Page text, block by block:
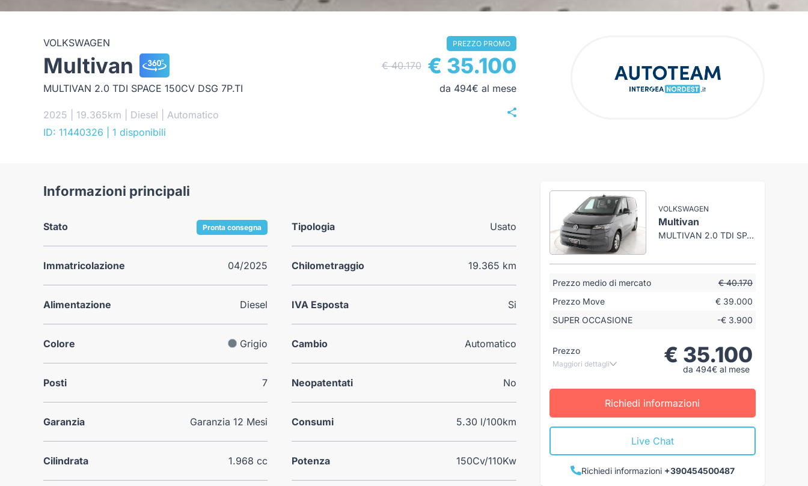
VOLKSWAGEN
Multivan
MULTIVAN 2.0 TDI SPACE 150CV DSG 7P.TI
2025 | 19.365km | Diesel | Automatico
ID: 11440326
| 1 disponibili
PREZZO PROMO
€ 40.170 € 35.100
da 494€ al mese
Informazioni principali
Stato Pronta consegna Tipologia Usato
Immatricolazione 04/2025 Chilometraggio 19.365 km
Alimentazione Diesel IVA Esposta Si
Colore Grigio Cambio Automatico
Posti 7 Neopatentati No
Garanzia Garanzia 12 Mesi Consumi 5.30 l/100km
Cilindrata 1.968 cc Potenza 150Cv/110Kw
VOLKSWAGEN
Multivan
MULTIVAN 2.0 TDI SPACE 150CV DSG 7P.TI
Prezzo medio di mercato
€ 40.170
Prezzo Move
€ 39.000
SUPER OCCASIONE
-€ 3.900
Prezzo
Maggiori dettagli € 35.100
da 494€ al mese
Richiedi informazioni
Live Chat
Richiedi informazioni +390454500487